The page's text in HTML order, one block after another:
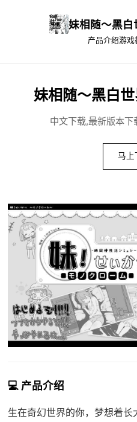
妹相随～黑
产品介绍游戏
妹相随～黑白
中文下载,最新版本
马上
💻 产品介绍
生在奇幻世界的你，梦想着